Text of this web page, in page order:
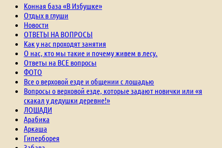
Конная база «В Избушке»
Отдых в глуши
Новости
ОТВЕТЫ НА ВОПРОСЫ
Как у нас проходят занятия
О нас, кто мы такие и почему живем в лесу.
Ответы на ВСЕ вопросы
ФОТО
Все о верховой езде и общении с лошадью
Вопросы о верховой езде, которые задают новички или «я
скакал у дедушки деревне!»
ЛОШАДИ
Арабика
Аркаша
Гиперборея